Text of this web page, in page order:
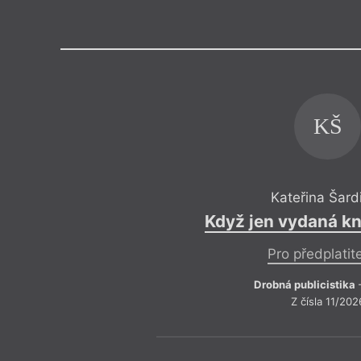
KŠ
Kateřina
Když jen vydaná
Pro
Drobná publicistika
Z čísla 11/